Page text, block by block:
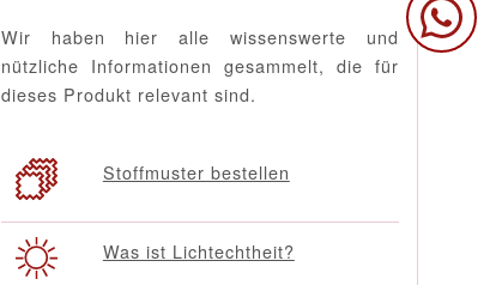
Wir haben hier alle wissenswerte und
nützliche Informationen gesammelt, die für
dieses Produkt relevant sind.
Stoffmuster bestellen
Was ist Lichtechtheit?